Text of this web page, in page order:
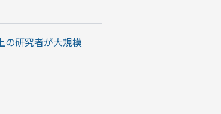
の研究者が大規模